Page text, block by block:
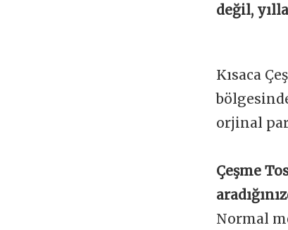
değil,
Kısaca
orjinal
Çeşme
Normal